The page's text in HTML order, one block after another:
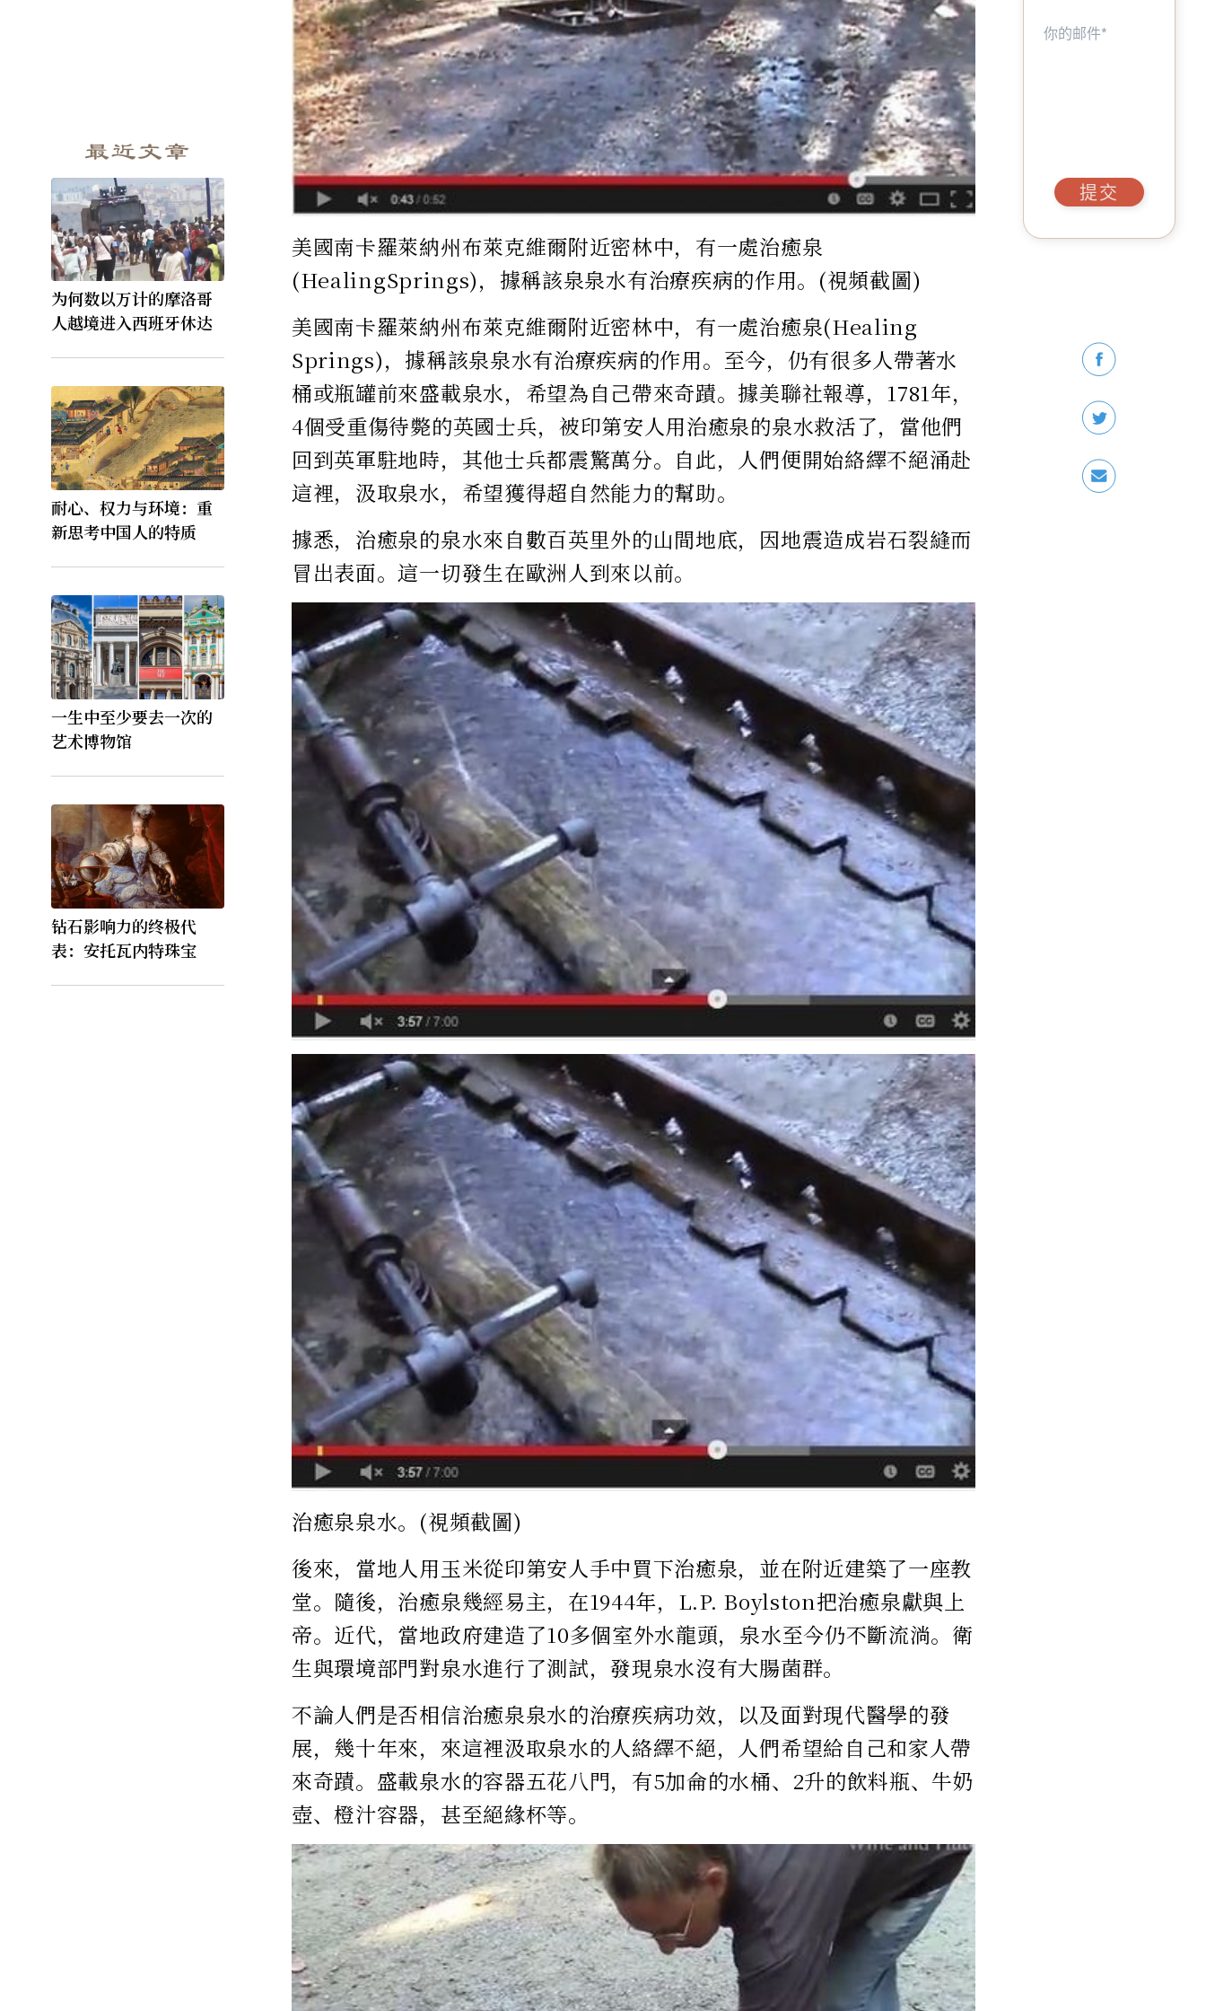
最近文章
为何数以万计的摩洛哥
人越境进入西班牙休达
耐心、权力与环境：重
新思考中国人的特质
一生中至少要去一次的
艺术博物馆
钻石影响力的终极代
表：安托瓦内特珠宝
美國南卡羅萊納州布萊克維爾附近密林中，有一處治癒泉
(HealingSprings)，據稱該泉泉水有治療疾病的作用。(視頻截圖)
美國南卡羅萊納州布萊克維爾附近密林中，有一處治癒泉(Healing
Springs)，據稱該泉泉水有治療疾病的作用。至今，仍有很多人帶著水
桶或瓶罐前來盛載泉水，希望為自己帶來奇蹟。據美聯社報導，1781年，
4個受重傷待斃的英國士兵，被印第安人用治癒泉的泉水救活了，當他們
回到英軍駐地時，其他士兵都震驚萬分。自此，人們便開始絡繹不絕涌赴
這裡，汲取泉水，希望獲得超自然能力的幫助。
據悉，治癒泉的泉水來自數百英里外的山間地底，因地震造成岩石裂縫而
冒出表面。這一切發生在歐洲人到來以前。
治癒泉泉水。(視頻截圖)
後來，當地人用玉米從印第安人手中買下治癒泉，並在附近建築了一座教
堂。隨後，治癒泉幾經易主，在1944年，L.P. Boylston把治癒泉獻與上
帝。近代，當地政府建造了10多個室外水龍頭，泉水至今仍不斷流淌。衛
生與環境部門對泉水進行了測試，發現泉水沒有大腸菌群。
不論人們是否相信治癒泉泉水的治療疾病功效，以及面對現代醫學的發
展，幾十年來，來這裡汲取泉水的人絡繹不絕，人們希望給自己和家人帶
來奇蹟。盛載泉水的容器五花八門，有5加侖的水桶、2升的飲料瓶、牛奶
壺、橙汁容器，甚至絕緣杯等。
提交